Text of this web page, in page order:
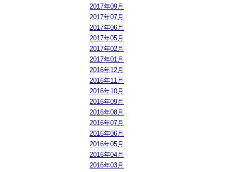
2017年09月
2017年07月
2017年06月
2017年05月
2017年02月
2017年01月
2016年12月
2016年11月
2016年10月
2016年09月
2016年08月
2016年07月
2016年06月
2016年05月
2016年04月
2016年03月